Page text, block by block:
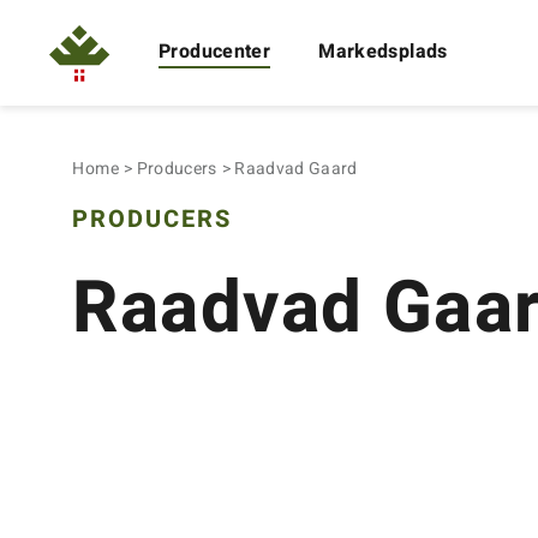
Producenter Markedsplads
Home Producers Raadvad Gaard
PRODUCERS
Raadvad